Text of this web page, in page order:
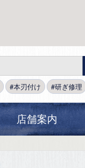
本刃付け 研ぎ修理
店舗案内